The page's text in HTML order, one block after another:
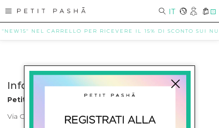
IT 0
NEL CARRELLO PER RICEVERE IL 15% DI SCONTO SUI
Info contatti
Petit Pasha
Via Cilea, 255 Napoli Corso Umberto I 301 Napoli